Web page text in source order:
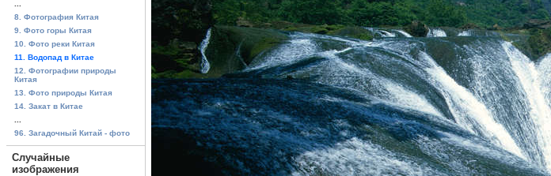
8. Фотография Китая
9. Фото горы Китая
10. Фото реки Китая
11. Водопад в Китае
12. Фотографии природы
Китая
13. Фото природы Китая
14. Закат в Китае
96. Загадочный Китай - фото
Случайные
изображения